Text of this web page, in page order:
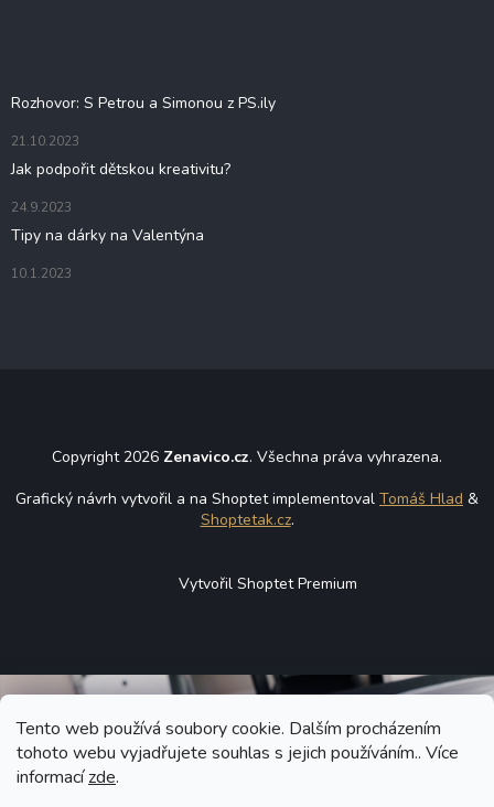
Tento web používá soubory cookie. Dalším procházením
tohoto webu vyjadřujete souhlas s jejich používáním.. Více
informacízde.
Rozhovor: S Petrou a Simonou z PS.ily
21.10.2023
Jak podpořit dětskou kreativitu?
24.9.2023
Tipy na dárky na Valentýna
10.1.2023
Copyright 2026 Zenavico.cz. Všechna práva vyhrazena.
Grafický návrh vytvořil a na Shoptet implementoval Tomáš Hlad &
Shoptetak.cz.
Vytvořil Shoptet Premium